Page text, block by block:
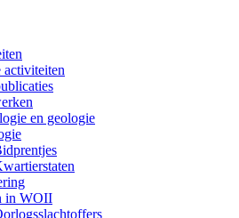
activiteiten
en geologie
in WOII